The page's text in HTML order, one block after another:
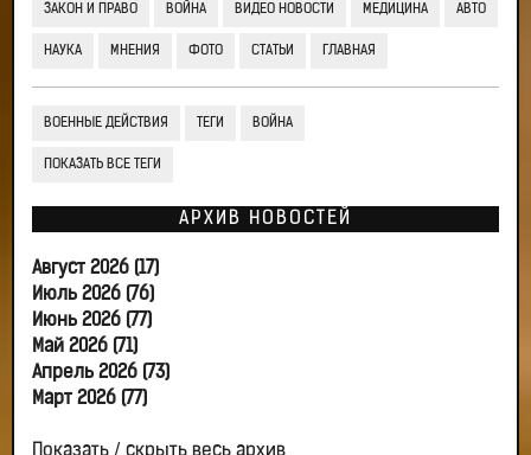
ЗАКОН И ПРАВО ВОЙНА ВИДЕО НОВОСТИ МЕДИЦИНА АВТО
НАУКА МНЕНИЯ ФОТО СТАТЬИ ГЛАВНАЯ
ВОЕННЫЕ ДЕЙСТВИЯ ТЕГИ ВОЙНА
ПОКАЗАТЬ ВСЕ ТЕГИ
АРХИВ НОВОСТЕЙ
Август 2026 (17)
Июль 2026 (76)
Июнь 2026 (77)
Май 2026 (71)
Апрель 2026 (73)
Март 2026 (77)
Показать / скрыть весь архив